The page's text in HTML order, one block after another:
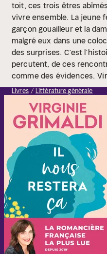
toit, ces trois êtres
vivre ensemble. La jeune
garçon gouailleur et la
malgré eux dans une
des surprises. C’est
percutent, de ces
comme des évidences.
talent inégalé pour nous
sensibilité.
Livres Littérature générale